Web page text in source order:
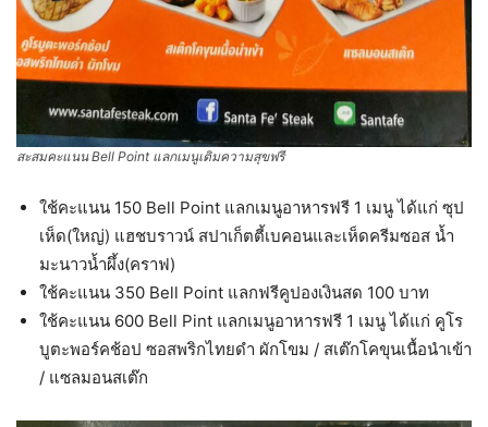
สะสมคะแนน Bell Point แลกเมนูเติมความสุขฟรี
ใช้คะแนน 150 Bell Point แลกเมนูอาหารฟรี 1 เมนู ได้แก่ ซุป
เห็ด(ใหญ่) แฮชบราวน์ สปาเก็ตตี้เบคอนและเห็ดครีมซอส น้ำ
มะนาวน้ำผึ้ง(คราฟ)
ใช้คะแนน 350 Bell Point แลกฟรีคูปองเงินสด 100 บาท
ใช้คะแนน 600 Bell Pint แลกเมนูอาหารฟรี 1 เมนู ได้แก่ คูโร
บูตะพอร์คช้อป ซอสพริกไทยดำ ผักโขม / สเต๊กโคขุนเนื้อนำเข้า
/ แซลมอนสเต๊ก